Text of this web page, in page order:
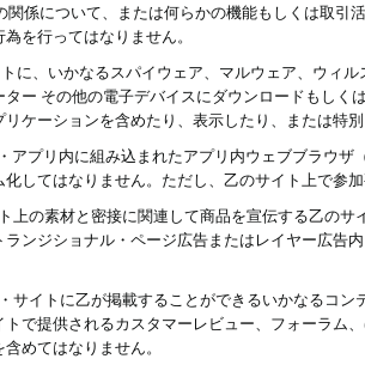
関係について、または何らかの機能もしくは取
を行ってはなりません。
に、いかなるスパイウェア、マルウェア、ウィ
ー その他の電子デバイスにダウンロードもし
リケーションを含めたり、表示したり、または特
アプリ内に組み込まれたアプリ内ウェブブラウ
化してはなりません。ただし、乙のサイト上で参
上の素材と密接に関連して商品を宣伝する乙の
ランジショナル・ページ広告またはレイヤー広告
サイトに乙が掲載することができるいかなるコ
トで提供されるカスタマーレビュー、フォーラム
めてはなりません。